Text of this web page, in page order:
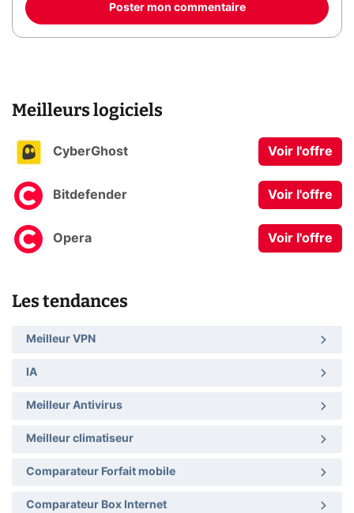
Poster mon commentaire
Meilleurs logiciels
CyberGhost Voir l'offre
Bitdefender Voir l'offre
Opera Voir l'offre
Les tendances
Meilleur VPN
IA
Meilleur Antivirus
Meilleur climatiseur
Comparateur Forfait mobile
Comparateur Box Internet